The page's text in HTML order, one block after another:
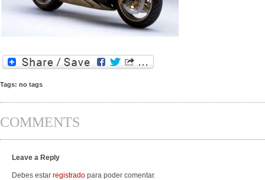
Tags: no tags
COMMENTS
Leave a Reply
Debes estar registrado para poder comentar.